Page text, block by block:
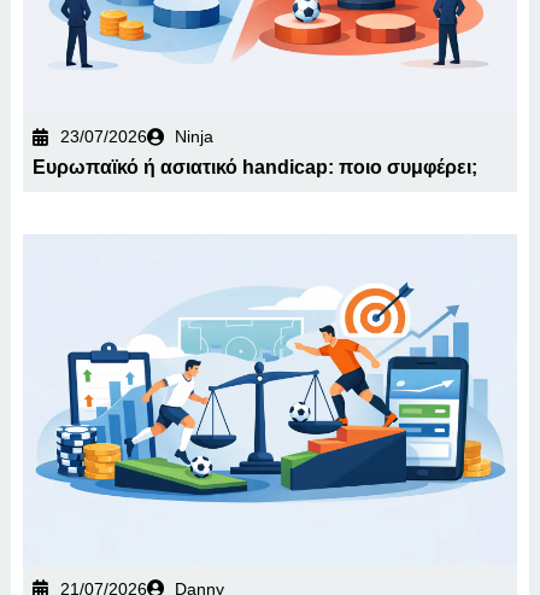
23/07/2026 Ninja
Ευρωπαϊκό ή ασιατικό handicap: ποιο συμφέρει;
21/07/2026 Danny